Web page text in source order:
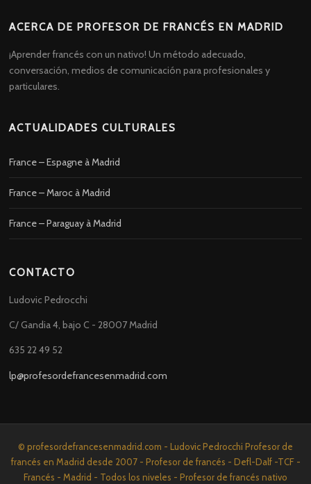
ACERCA DE PROFESOR DE FRANCÉS EN MADRID
¡Aprender francés con un nativo! Un método adecuado,
conversación, medios de comunicación para profesionales y
particulares.
ACTUALIDADES CULTURALES
France – Espagne à Madrid
France – Maroc à Madrid
France – Paraguay à Madrid
CONTACTO
Ludovic Pedrocchi
C/ Gandia 4, bajo C - 28007 Madrid
635 22 49 52
lp@profesordefrancesenmadrid.com
© profesordefrancesenmadrid.com - Ludovic Pedrocchi Profesor de
francés en Madrid desde 2007 - Profesor de francés - Defl-Dalf -TCF -
Francés - Madrid - Todos los niveles - Profesor de francés nativo